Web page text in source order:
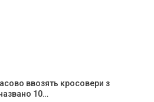
ввозять кросовери з
10…